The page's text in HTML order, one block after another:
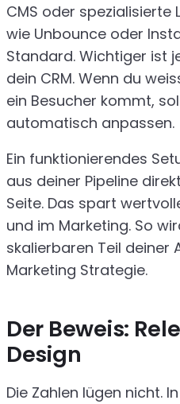
CMS oder spezialisierte
wie Unbounce oder
Standard. Wichtiger ist
dein CRM. Wenn du
ein Besucher kommt,
automatisch anpassen.
Ein funktionierendes
aus deiner Pipeline
Seite. Das spart
und im Marketing. So
skalierbaren Teil deiner
Marketing Strategie.
Der Beweis:
Design
Die Zahlen lügen nicht.